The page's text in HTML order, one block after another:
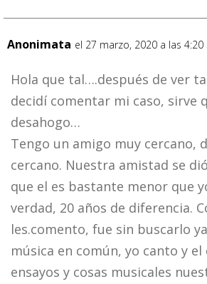
Anonimata el 27 marzo, 2020 a las 4:20
Hola que tal….después de ver
decidí comentar mi caso, sirve
desahogo…
Tengo un amigo muy cercano,
cercano. Nuestra amistad se
que el es bastante menor que
verdad, 20 años de diferencia.
les.comento, fue sin buscarlo
música en común, yo canto y el
ensayos y cosas musicales